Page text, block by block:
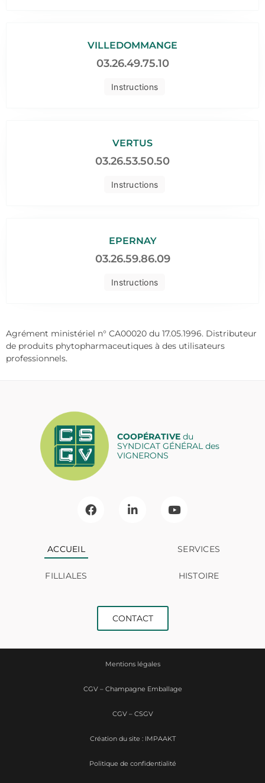
Instructions
VILLEDOMMANGE
03.26.49.75.10
Instructions
VERTUS
03.26.53.50.50
Instructions
EPERNAY
03.26.59.86.09
Agrément ministériel n° CA00020 du 17.05.1996. Distributeur
de produits phytopharmaceutiques à des utilisateurs
professionnels.
COOPÉRATIVEdu
SYNDICAT GÉNÉRAL des
VIGNERONS
ACCUEIL SERVICES
FILLIALES HISTOIRE
CONTACT
Mentions légales
CGV – Champagne Emballage
CGV – CSGV
Politique de confidentialité
Création du site : IMPAAKT